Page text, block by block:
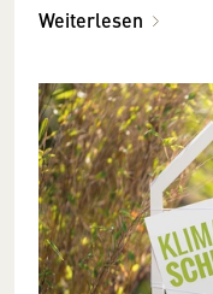
Weiterlesen